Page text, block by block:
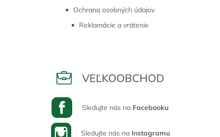
Ochrana osobných údajov
Reklamácie a vrátenie
VEĽKOOBCHOD
Sledujte nás na Facebooku
Sledujte nás na Instagramu